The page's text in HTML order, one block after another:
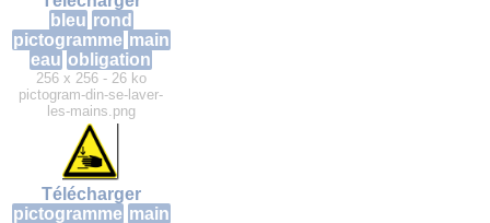
bleu rond
pictogramme main
eau obligation
256 x 256 - 26 ko
pictogram-din-se-laver-
les-mains.png
Télécharger
pictogramme main